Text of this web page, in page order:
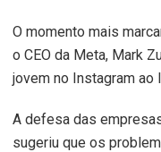
O momento mais
o CEO da Meta, Mark
jovem no Instagram ao
A defesa das
sugeriu que os